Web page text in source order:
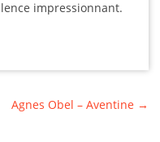
impressionnant.
Agnes Obel – Aventine →